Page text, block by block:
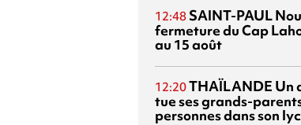
12:48 SAINT-PAUL
fermeture du Cap
au 15 août
12:20THAÏLANDE Un
tue ses grands-
personnes dans son